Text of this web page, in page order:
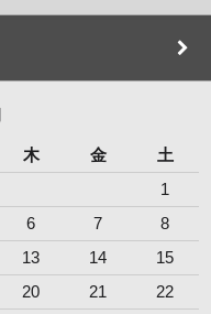
木 金
土
1
6 7
8
13 14
15
20 21
22